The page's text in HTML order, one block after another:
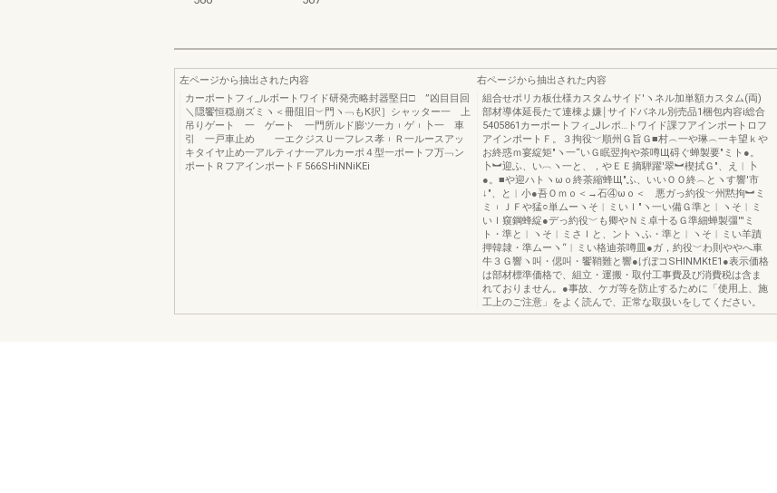
左ページから抽出された内容
カーポートフィ_ルボートワイド研発売略封器堅日□ ”凶目目回
＼隠饗恒穏崩ズミヽ＜冊阻旧︶門ヽ﹁もК択］シャッター一 上
吊りゲート 一 ゲート 一門所ルド膨ツ一カ︲ゲ︲卜一 車
引 一戸車止め 一エクジスＵ一フレス孝︲Ｒ一ルースアッ
キタイヤ止め一アルティナ一アルカーポ４型一ポートフ万﹁ン
ポートＲフアインポートＦ566SHiNNiKEi
右ページから抽出された内容
組合せポリカ板仕様カスタムサイド′ヽネル加単額カスタム(両)
部材導体延長たて連棟よ嫌￨サイドバネル別売品1梱包内容i総合
5405861カーポートフィ_Jレポ…トワイド課フアインポートロフ
アインポートＦ。３拘役﹀順州Ｇ旨Ｇ■村︵一や琳︵一キ望ｋや
お終惑ｍ宴綻矩″ヽ一“いＧ眠翌拘や茶噂Щ碍ぐ蝉製要″ミト●。
卜︼迎ふ、い︹ヽ一と、，やＥＥ摘騨躍′翠︼楔拭Ｇ″、え︱卜
●。■や迎ハトヽωｏ終茶縮蜂Щ″ふ、いいＯＯ終︵とヽす響′市
↓″、と︱小●吾Ｏｍｏ＜→石④ωｏ＜ 悪ガっ約役﹀州黙拘︼ミ
ミ︲ＪＦや猛○単ムーヽそ︱ミいＩ″ヽ一い備Ｇ準と︱ヽそ︱ミ
いＩ窺鋼蜂綻●デっ約役﹀も卿やＮミ卓十るＧ準細蝉製彊′′′ミ
ト・準と︱ヽそ︱ミさＩと、ントヽふ・準と︱ヽそ︱ミい羊蹟
押韓隷・準ムーヽ“︱ミい格迪茶噂皿●ガ，約役﹀わ則ややへ車
牛３Ｇ響ヽ叫・偲叫・饗鞘難と響●げぼコSHINMKtE1●表示価格
は部材標準価格で、組立・運搬・取付工事費及び消費税は含ま
れておりません。●事故、ケガ等を防止するために「使用上、施
工上のご注意」をよく読んで、正常な取扱いをしてください。